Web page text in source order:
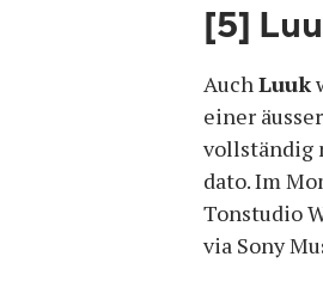
[5]
AuchLuuk
einer
vollständig
dato. Im
Tonstudio
via Sony